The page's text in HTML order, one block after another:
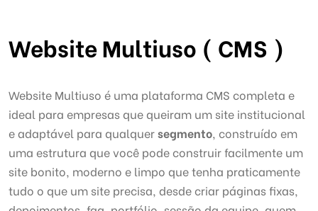
Website Multiuso ( CMS )
Website Multiuso é uma plataforma CMS completa e
ideal para empresas que queiram um site institucional
e adaptável para qualquersegmento , construído em
uma estrutura que você pode construir facilmente um
site bonito, moderno e limpo que tenha praticamente
tudo o que um site precisa, desde criar páginas fixas,